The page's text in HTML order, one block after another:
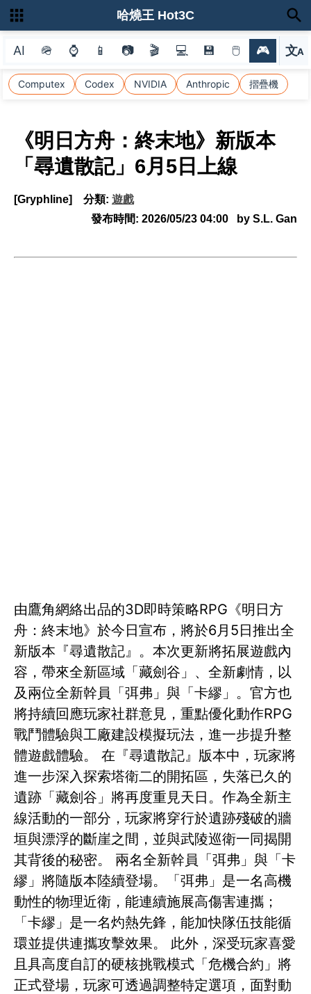
AI 🪖 ⌚ 📱 📷 🎬 💻 💾 🖱 🎮 文A
選
Computex Codex NVIDIA Anthropic 摺疊機
哈燒王 Hot3C
《明日方舟：終末地》新版本
「尋遺散記」6月5日上線
[Gryphline] 分類: 遊戲
發布時間: 2026/05/23 04:00 by S.L. Gan
由鷹角網絡出品的3D即時策略RPG《明日方
舟：終末地》於今日宣布，將於6月5日推出全
新版本『尋遺散記』。本次更新將拓展遊戲內
容，帶來全新區域「藏劍谷」、全新劇情，以
及兩位全新幹員「弭弗」與「卡繆」。官方也
將持續回應玩家社群意見，重點優化動作RPG
戰鬥體驗與工廠建設模擬玩法，進一步提升整
體遊戲體驗。 在『尋遺散記』版本中，玩家將
進一步深入探索塔衛二的開拓區，失落已久的
遺跡「藏劍谷」將再度重見天日。作為全新主
線活動的一部分，玩家將穿行於遺跡殘破的牆
垣與漂浮的斷崖之間，並與武陵巡衛一同揭開
其背後的秘密。 兩名全新幹員「弭弗」與「卡
繆」將隨版本陸續登場。「弭弗」是一名高機
動性的物理近衛，能連續施展高傷害連攜；
「卡繆」是一名灼熱先鋒，能加快隊伍技能循
環並提供連攜攻擊效果。 此外，深受玩家喜愛
且具高度自訂的硬核挑戰模式「危機合約」將
正式登場，玩家可透過調整特定選項，面對動